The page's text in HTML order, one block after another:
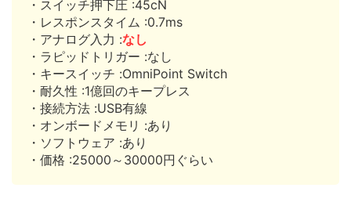
・スイッチ押下圧 :45cN
・レスポンスタイム :0.7ms
・アナログ入力 :なし
・ラピッドトリガー :なし
・キースイッチ :OmniPoint Switch
・耐久性 :1億回のキープレス
・接続方法 :USB有線
・オンボードメモリ :あり
・ソフトウェア :あり
・価格 :25000～30000円ぐらい